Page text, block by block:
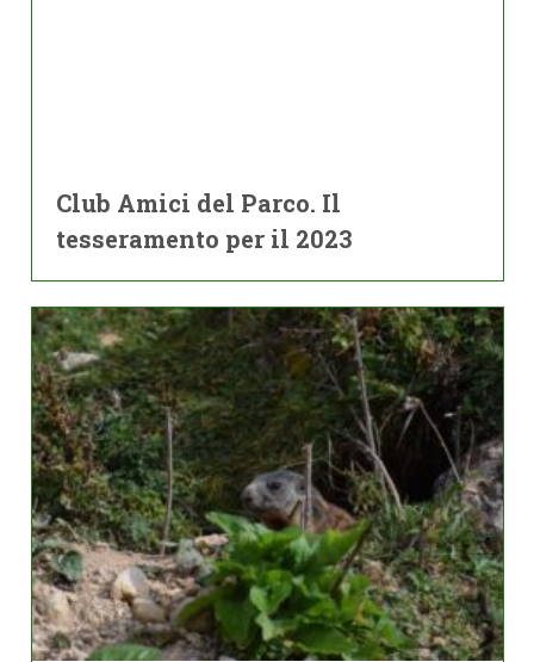
Club Amici del Parco. Il
tesseramento per il 2023